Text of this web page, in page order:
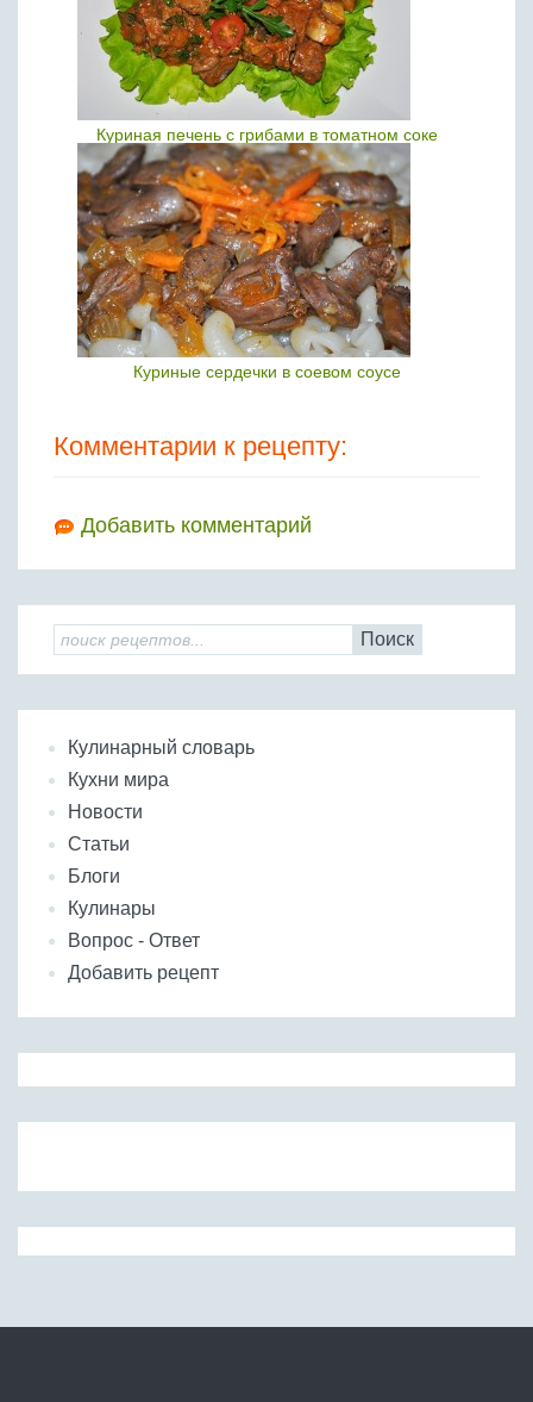
Куриная печень с грибами в томатном соке
Куриные сердечки в соевом соусе
Комментарии к рецепту:
Добавить комментарий
Поиск
Кулинарный словарь
Кухни мира
Новости
Статьи
Блоги
Кулинары
Вопрос - Ответ
Добавить рецепт